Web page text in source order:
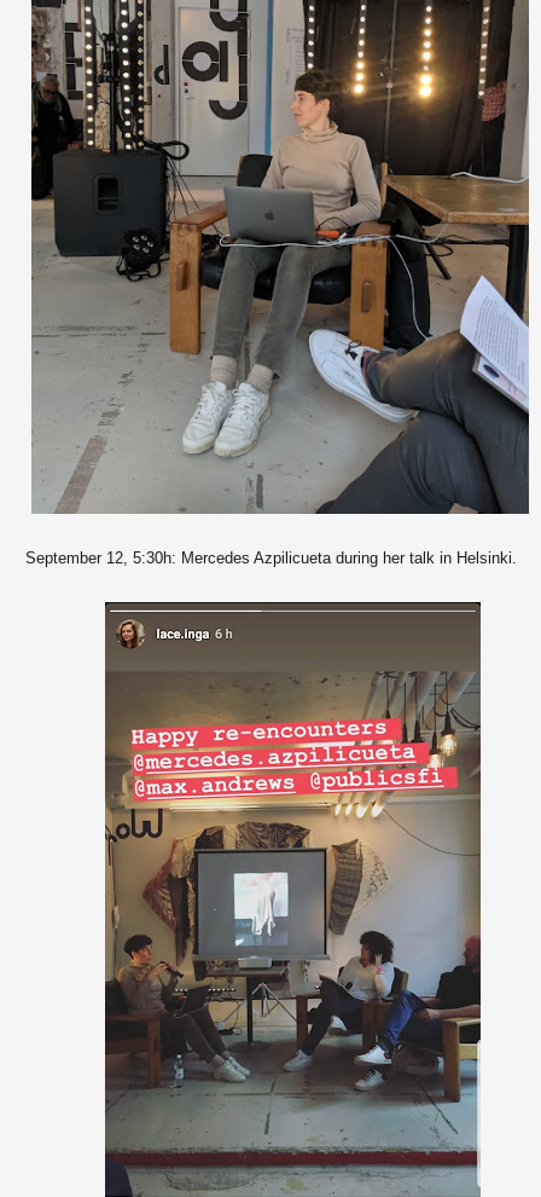
September 12, 5:30h: Mercedes Azpilicueta during her talk in Helsinki.